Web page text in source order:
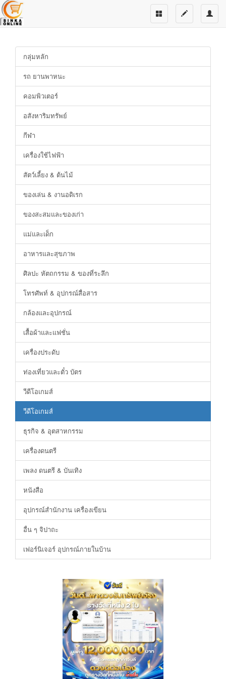
กลุ่มหลัก
รถ ยานพาหนะ
คอมพิวเตอร์
อสังหาริมทรัพย์
กีฬา
เครื่องใช้ไฟฟ้า
สัตว์เลี้ยง & ต้นไม้
ของเล่น & งานอดิเรก
ของสะสมและของเก่า
แม่และเด็ก
อาหารและสุขภาพ
ศิลปะ หัตถกรรม & ของที่ระลึก
โทรศัพท์ & อุปกรณ์สื่อสาร
กล้องและอุปกรณ์
เสื้อผ้าและแฟชั่น
เครื่องประดับ
ท่องเที่ยวและตั๋ว บัตร
วีดีโอเกมส์
วีดีโอเกมส์
ธุรกิจ & อุตสาหกรรม
เครื่องดนตรี
เพลง ดนตรี & บันเทิง
หนังสือ
อุปกรณ์สำนักงาน เครื่องเขียน
อื่น ๆ จิปาถะ
เฟอร์นิเจอร์ อุปกรณ์ภายในบ้าน